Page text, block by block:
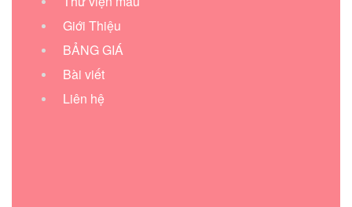
Giới Thiệu
BẢNG GIÁ
Bài viết
Liên hệ